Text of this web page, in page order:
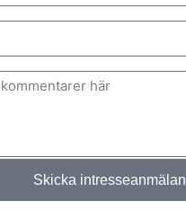
Skicka intresseanmälan